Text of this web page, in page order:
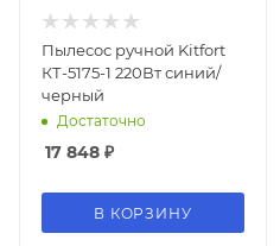
Пылесос ручной Kitfort
КТ-5175-1 220Вт синий/
черный
Достаточно
17 848 ₽
В КОРЗИНУ